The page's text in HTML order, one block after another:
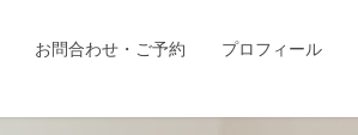
お問合わせ・ご予約 プロフィール